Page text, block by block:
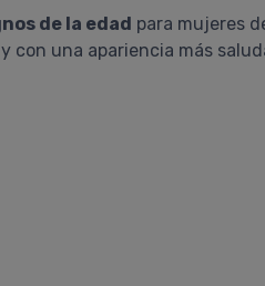
de la edad para mujeres
con una apariencia más